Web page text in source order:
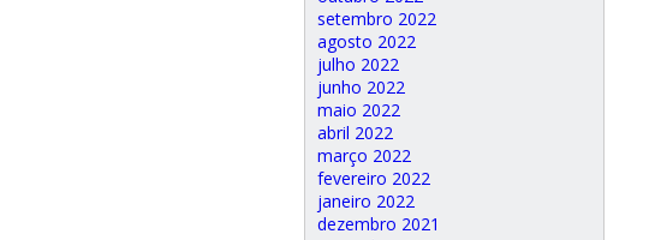
setembro 2022
agosto 2022
julho 2022
junho 2022
maio 2022
abril 2022
março 2022
fevereiro 2022
janeiro 2022
dezembro 2021